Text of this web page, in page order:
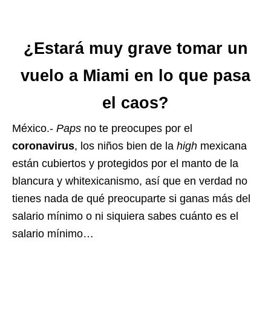
¿Estará muy grave tomar un
vuelo a Miami en lo que pasa
el caos?
México.- Paps no te preocupes por el
coronavirus, los niños bien de la high mexicana
están cubiertos y protegidos por el manto de la
blancura y whitexicanismo, así que en verdad no
tienes nada de qué preocuparte si ganas más del
salario mínimo o ni siquiera sabes cuánto es el
salario mínimo…